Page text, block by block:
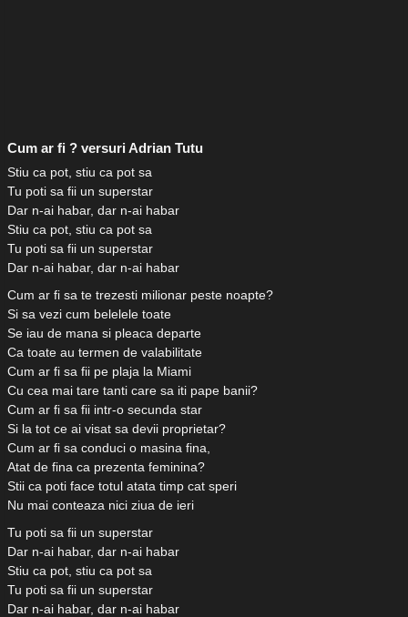
Cum ar fi ? versuri Adrian Tutu
Stiu ca pot, stiu ca pot sa
Tu poti sa fii un superstar
Dar n-ai habar, dar n-ai habar
Stiu ca pot, stiu ca pot sa
Tu poti sa fii un superstar
Dar n-ai habar, dar n-ai habar
Cum ar fi sa te trezesti milionar peste noapte?
Si sa vezi cum belelele toate
Se iau de mana si pleaca departe
Ca toate au termen de valabilitate
Cum ar fi sa fii pe plaja la Miami
Cu cea mai tare tanti care sa iti pape banii?
Cum ar fi sa fii intr-o secunda star
Si la tot ce ai visat sa devii proprietar?
Cum ar fi sa conduci o masina fina,
Atat de fina ca prezenta feminina?
Stii ca poti face totul atata timp cat speri
Nu mai conteaza nici ziua de ieri
Tu poti sa fii un superstar
Dar n-ai habar, dar n-ai habar
Stiu ca pot, stiu ca pot sa
Tu poti sa fii un superstar
Dar n-ai habar, dar n-ai habar